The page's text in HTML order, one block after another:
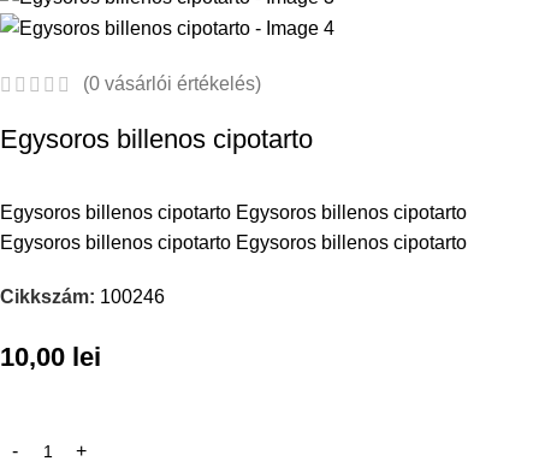
(0 vásárlói értékelés)
Egysoros billenos cipotarto
Egysoros billenos cipotarto Egysoros billenos cipotarto
Egysoros billenos cipotarto Egysoros billenos cipotarto
Cikkszám: 100246
10,00 lei